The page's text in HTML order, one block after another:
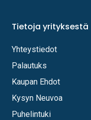
Tietoja yrityksestä
Yhteystiedot
Palautuks
Kaupan Ehdot
Kysyn Neuvoa
Puhelintuki